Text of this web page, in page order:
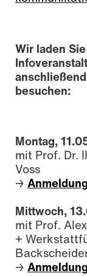
Wir laden
besuchen:
Montag,
mit Prof. Dr.
Voss
→ Anmeldung
Mittwoch,
mit Prof.
+
→ Anmeldung